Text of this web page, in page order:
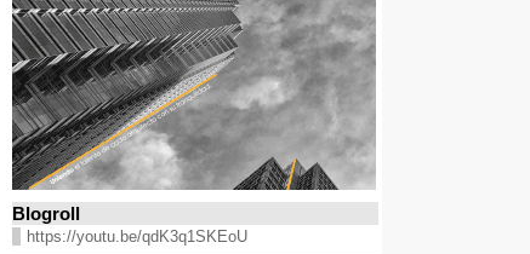
Blogroll
https://youtu.be/qdK3q1SKEoU